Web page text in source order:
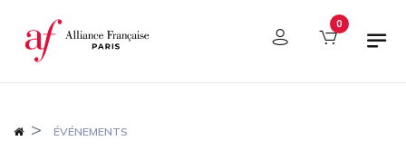
Panneau de gestion des cookies 0
ÉVÉNEMENTS